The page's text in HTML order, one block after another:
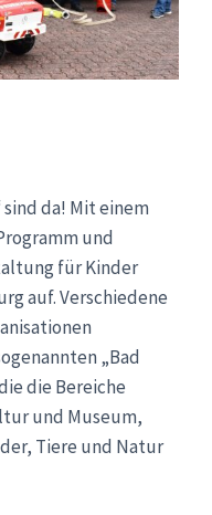
da! Mit einem
und
für Kinder
auf. Verschiedene
„Bad
die Bereiche
und Museum,
Tiere und Natur